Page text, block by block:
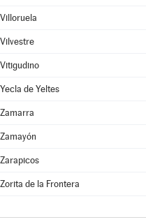
Villoruela
Vilvestre
Vitigudino
Yecla de Yeltes
Zamarra
Zamayón
Zarapicos
Zorita de la Frontera